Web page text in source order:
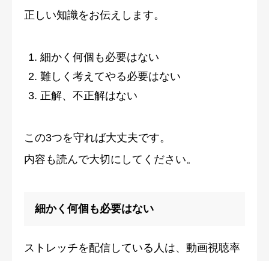
正しい知識をお伝えします。
細かく何個も必要はない
難しく考えてやる必要はない
正解、不正解はない
この3つを守れば大丈夫です。
内容も読んで大切にしてください。
細かく何個も必要はない
ストレッチを配信している人は、動画視聴率